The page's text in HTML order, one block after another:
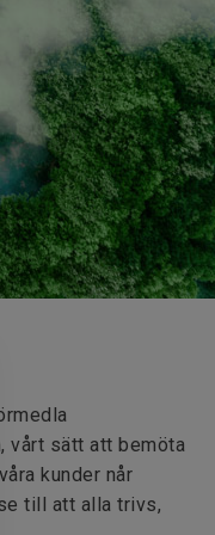
vårt sätt att bemöta
kunder når
till att alla trivs,